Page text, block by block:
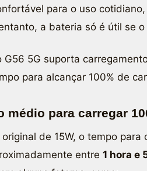
para o uso
a bateria só é útil se
G56 5G suporta
para alcançar 100% de
médio para carregar
de 15W, o tempo
entre 1 hora e